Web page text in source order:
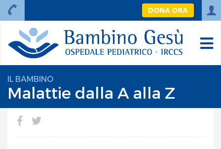
DONA ORA
IL BAMBINO
Malattie dalla A alla Z